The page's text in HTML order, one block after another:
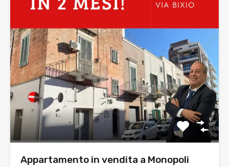
Appartamento in vendita a Monopoli